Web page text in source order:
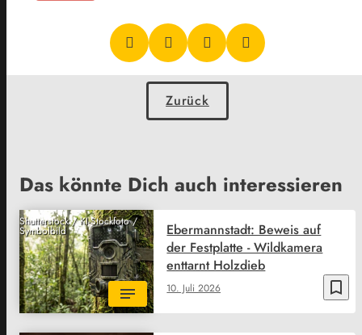
Zurück
Das könnte Dich auch interessieren
Shutterstock / KI-Stockfoto /
Symbolbild
bookmark_border
10. Juli 2026
Ebermannstadt: Beweis auf
der Festplatte - Wildkamera
enttarnt Holzdieb